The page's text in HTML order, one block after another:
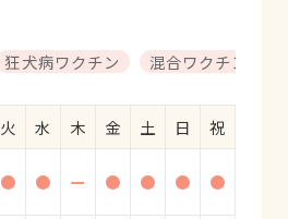
狂犬病ワクチン 混合ワクチン
火 水 木 金 土 日
祝
● ● ー ● ● ● ●